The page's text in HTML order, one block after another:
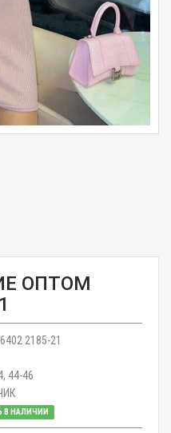
ОПТОМ
2185-21
44-46
В НАЛИЧИИ